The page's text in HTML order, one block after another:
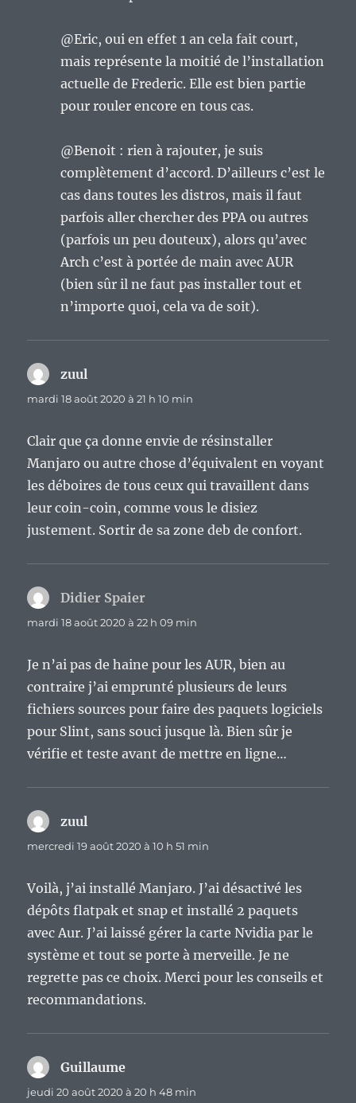
@Eric, oui en effet 1 an cela fait court,
mais représente la moitié de l’installation
actuelle de Frederic. Elle est bien partie
pour rouler encore en tous cas.
@Benoit : rien à rajouter, je suis
complètement d’accord. D’ailleurs c’est le
cas dans toutes les distros, mais il faut
parfois aller chercher des PPA ou autres
(parfois un peu douteux), alors qu’avec
Arch c’est à portée de main avec AUR
(bien sûr il ne faut pas installer tout et
n’importe quoi, cela va de soit).
zuul
mardi 18 août 2020 à 21 h 10 min
Clair que ça donne envie de résinstaller
Manjaro ou autre chose d’équivalent en voyant
les déboires de tous ceux qui travaillent dans
leur coin-coin, comme vous le disiez
justement. Sortir de sa zone deb de confort.
Didier Spaier
mardi 18 août 2020 à 22 h 09 min
Je n’ai pas de haine pour les AUR, bien au
contraire j’ai emprunté plusieurs de leurs
fichiers sources pour faire des paquets logiciels
pour Slint, sans souci jusque là. Bien sûr je
vérifie et teste avant de mettre en ligne…
zuul
mercredi 19 août 2020 à 10 h 51 min
Voilà, j’ai installé Manjaro. J’ai désactivé les
dépôts flatpak et snap et installé 2 paquets
avec Aur. J’ai laissé gérer la carte Nvidia par le
système et tout se porte à merveille. Je ne
regrette pas ce choix. Merci pour les conseils et
recommandations.
Guillaume
jeudi 20 août 2020 à 20 h 48 min